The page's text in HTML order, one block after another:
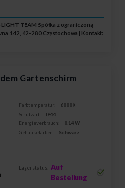
TEAM Spółka z ograniczoną
142, 42-280 Częstochowa | Kontakt:
Gartenschirm
Farbtemperatur:
6000K
Schutzart:
IP44
Energieverbrauch:
0,14 W
Gehäusefarben:
Schwarz
Lagerstatus: Auf
Bestellung